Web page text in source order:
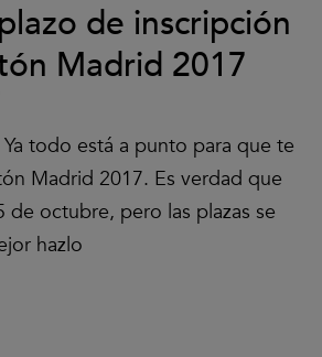
de inscripción
Madrid 2017
todo está a punto para que te
Madrid 2017. Es verdad que
de octubre, pero las plazas se
hazlo